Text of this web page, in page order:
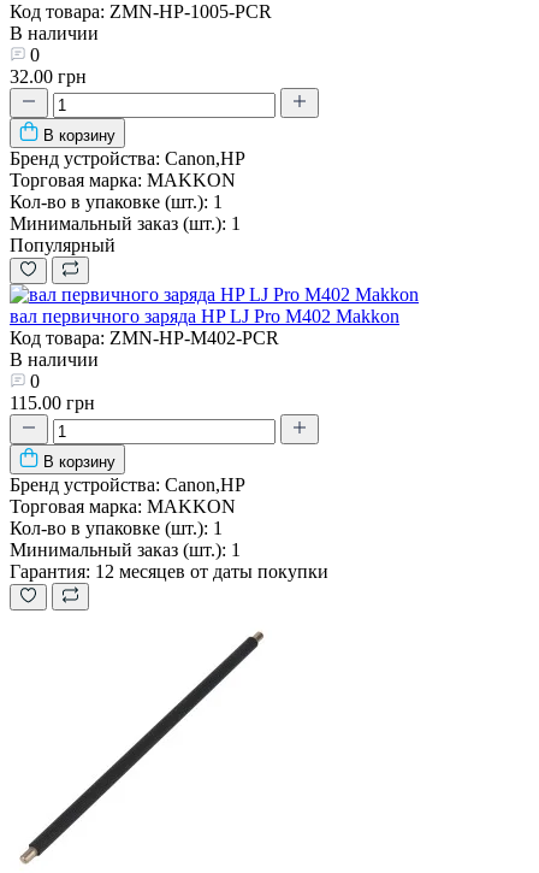
Код товара: ZMN-HP-1005-PCR
В наличии
0
32.00 грн
В корзину
Бренд устройства: Canon,HP
Торговая марка: MAKKON
Кол-во в упаковке (шт.): 1
Минимальный заказ (шт.): 1
Популярный
вал первичного заряда HP LJ Pro M402 Makkon
Код товара: ZMN-HP-M402-PCR
В наличии
0
115.00 грн
В корзину
Бренд устройства: Canon,HP
Торговая марка: MAKKON
Кол-во в упаковке (шт.): 1
Минимальный заказ (шт.): 1
Гарантия: 12 месяцев от даты покупки